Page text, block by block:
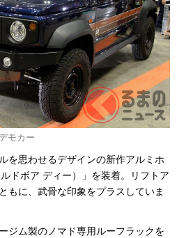
モカー
を思わせるデザインの新作アルミホ
ドボア ディー）」を装着。リフトア
もに、武骨な印象をプラスしていま
ジム製のノマド専用ルーフラックを